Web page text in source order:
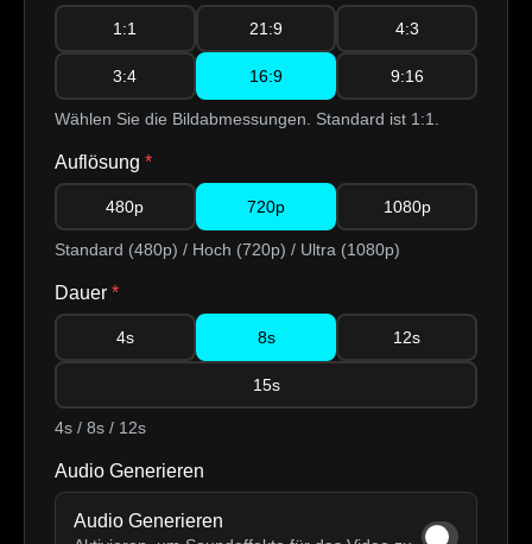
1:1 21:9 4:3
3:4 16:9 9:16
Wählen Sie die Bildabmessungen. Standard ist 1:1.
Auflösung *
480p 720p 1080p
Standard (480p) / Hoch (720p) / Ultra (1080p)
Dauer *
4s 8s 12s
15s
4s / 8s / 12s
Audio Generieren
Audio Generieren